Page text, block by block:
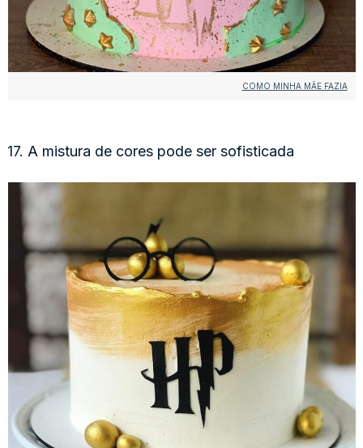
COMO MINHA MÃE FAZIA
17. A mistura de cores pode ser sofisticada